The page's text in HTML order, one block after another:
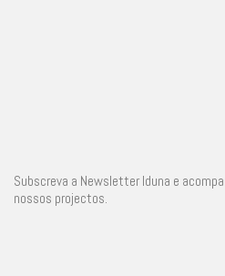
Subscreva a Newsletter Iduna e
nossos projectos.